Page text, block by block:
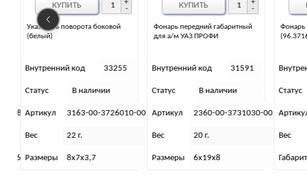
33255
3726010-00
Фонарь передний габаритный
Внутренний код 31591
Статус В наличии
Артикул 2360-00-3731030-00
Вес
Размеры
КУПИТЬ
Фонарь задний 3160 правый
(96.3716 )
Внутренний код 5729
Статус В наличии
Артикул 3160-00-3716010-10
Вес
Габариты 14х22х30 (см)
КУПИТЬ